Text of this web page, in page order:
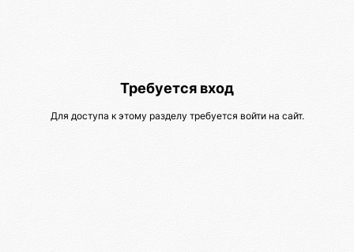
Требуется вход
Для доступа к этому разделу требуется войти на сайт.